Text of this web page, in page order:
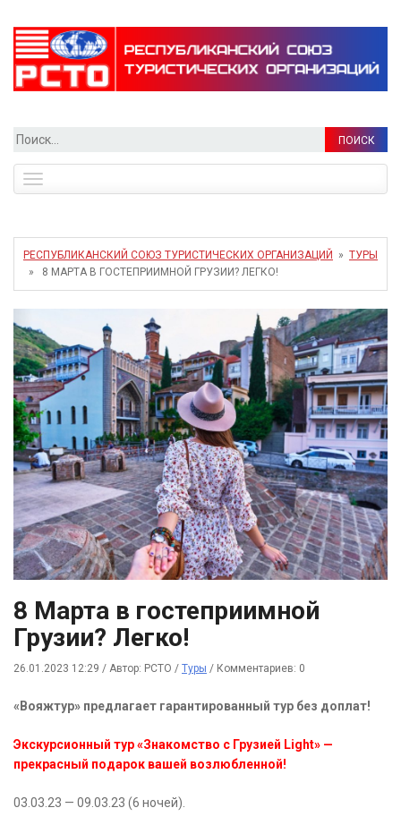
Найти:
navigation
РЕСПУБЛИКАНСКИЙ СОЮЗ ТУРИСТИЧЕСКИХ ОРГАНИЗАЦИЙ » ТУРЫ
» 8 МАРТА В ГОСТЕПРИИМНОЙ ГРУЗИИ? ЛЕГКО!
8 Марта в гостеприимной
Грузии? Легко!
26.01.2023 12:29 / Автор: РСТО / Туры / Комментариев: 0
«Вояжтур» предлагает гарантированный тур без доплат!
Экскурсионный тур «Знакомство с Грузией Light» —
прекрасный подарок вашей возлюбленной!
03.03.23 — 09.03.23 (6 ночей).